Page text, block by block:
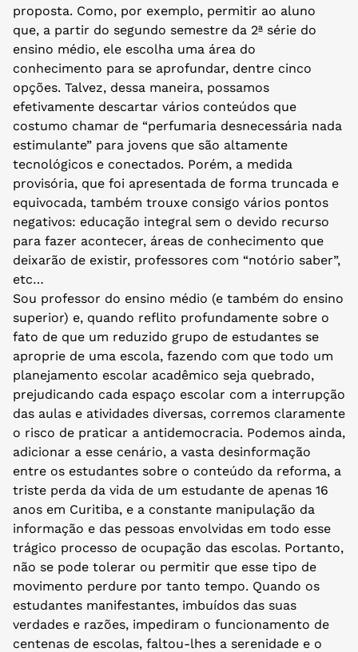
proposta. Como, por exemplo, permitir ao aluno
que, a partir do segundo semestre da 2ª série do
ensino médio, ele escolha uma área do
conhecimento para se aprofundar, dentre cinco
opções. Talvez, dessa maneira, possamos
efetivamente descartar vários conteúdos que
costumo chamar de “perfumaria desnecessária nada
estimulante” para jovens que são altamente
tecnológicos e conectados. Porém, a medida
provisória, que foi apresentada de forma truncada e
equivocada, também trouxe consigo vários pontos
negativos: educação integral sem o devido recurso
para fazer acontecer, áreas de conhecimento que
deixarão de existir, professores com “notório saber”,
etc…
Sou professor do ensino médio (e também do ensino
superior) e, quando reflito profundamente sobre o
fato de que um reduzido grupo de estudantes se
aproprie de uma escola, fazendo com que todo um
planejamento escolar acadêmico seja quebrado,
prejudicando cada espaço escolar com a interrupção
das aulas e atividades diversas, corremos claramente
o risco de praticar a antidemocracia. Podemos ainda,
adicionar a esse cenário, a vasta desinformação
entre os estudantes sobre o conteúdo da reforma, a
triste perda da vida de um estudante de apenas 16
anos em Curitiba, e a constante manipulação da
informação e das pessoas envolvidas em todo esse
trágico processo de ocupação das escolas. Portanto,
não se pode tolerar ou permitir que esse tipo de
movimento perdure por tanto tempo. Quando os
estudantes manifestantes, imbuídos das suas
verdades e razões, impediram o funcionamento de
centenas de escolas, faltou-lhes a serenidade e o